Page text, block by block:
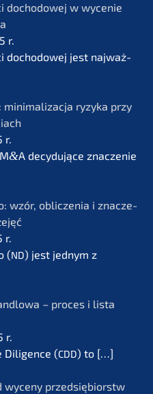
docho­do­wej w wycenie
r.
docho­do­wej jest najważ­
: minima­li­zac­ja ryzyka przy
r.
&A decydu­jące znacze­nie
wzór, oblic­ze­nia i znacze­
r.
(ND) jest jednym z
– proces i lista
r.
Diligence (CDD) to […]
wyceny przedsię­bi­orstw